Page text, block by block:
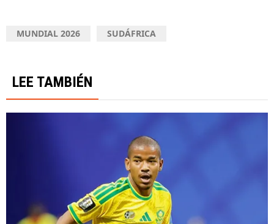
MUNDIAL 2026 SUDÁFRICA
LEE TAMBIÉN